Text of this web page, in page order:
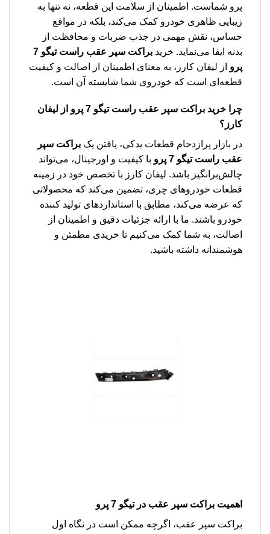
پرو شماست. اطمینان از سلامت این قطعه، نه تنها به
زیبایی ظاهری خودرو کمک می‌کند، بلکه در مواقع
حساس، نقش مهمی در جذب ضربات و محافظت از
بدنه ایفا می‌نماید. خرید
براکت سپر عقب راست تیگو 7
پرو از لیفان کارز، به معنای اطمینان از اصالت و کیفیت
قطعه‌ای است که خودروی شما شایسته آن است.
چرا خرید براکت سپر عقب راست تیگو 7 پرو
از لیفان
کارز؟
در بازار پرازدحام قطعات یدکی، یافتن یک براکت سپر
عقب راست تیگو 7 پرو
با کیفیت و اورجینال، می‌تواند
چالش‌برانگیز باشد. لیفان کارز با تخصص خود در زمینه
قطعات خودروهای چری، تضمین می‌کند که محصولاتی
که عرضه می‌کند، مطابق با استانداردهای تولید کننده
خودرو باشند. ما با ارائه جزئیات دقیق و اطمینان از
اصالت، به شما کمک می‌کنیم تا خریدی مطمئن و
هوشمندانه داشته باشید.
اهمیت براکت سپر عقب در تیگو 7 پرو
براکت سپر عقب، اگرچه ممکن است در نگاه اول